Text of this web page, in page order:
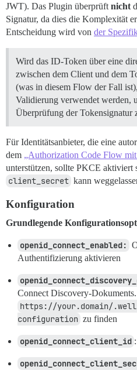
JWT). Das Plugin überprüftnicht
Signatur, da dies die Komplexität
Entscheidung wird von der
Wird das ID-Token über eine
zwischen dem Client und dem
(was in diesem Flow der Fall
Validierung verwendet werden,
Überprüfung der Tokensignatur
Für Identitätsanbieter, die eine
dem „Authorization Code Flow
unterstützen, sollte PKCE
client_secret kann
Konfiguration
Grundlegende
openid_connect_enabled:
Authentifizierung aktivieren
Connect Discovery-
https://your.domain/
configuration zu finden
openid_connect_client_id